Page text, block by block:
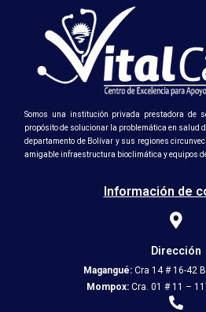
Somos una institución privada prestadora de
propósito de solucionar la problemática en salud
departamento de Bolívar y sus regiones
amigable infraestructura bioclimática y equipos
Información de
Dirección
Magangué: Cra 14 # 16-42
Mompox:Cra. 01 # 11 –